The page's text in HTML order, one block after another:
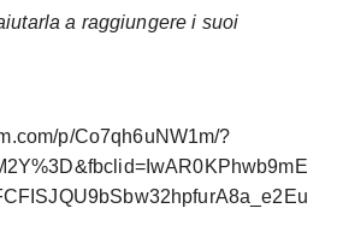
a raggiungere i suoi
p/Co7qh6uNW1m/?